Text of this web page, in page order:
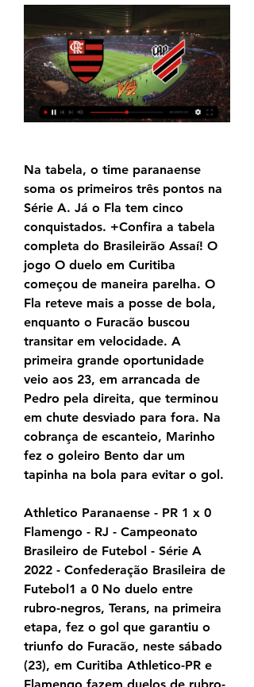
Na tabela, o time paranaense
soma os primeiros três pontos na
Série A. Já o Fla tem cinco
conquistados. +Confira a tabela
completa do Brasileirão Assaí! O
jogo O duelo em Curitiba
começou de maneira parelha. O
Fla reteve mais a posse de bola,
enquanto o Furacão buscou
transitar em velocidade. A
primeira grande oportunidade
veio aos 23, em arrancada de
Pedro pela direita, que terminou
em chute desviado para fora. Na
cobrança de escanteio, Marinho
fez o goleiro Bento dar um
tapinha na bola para evitar o gol.
Athletico Paranaense - PR 1 x 0
Flamengo - RJ - Campeonato
Brasileiro de Futebol - Série A
2022 - Confederação Brasileira de
Futebol1 a 0 No duelo entre
rubro-negros, Terans, na primeira
etapa, fez o gol que garantiu o
triunfo do Furacão, neste sábado
(23), em Curitiba Athletico-PR e